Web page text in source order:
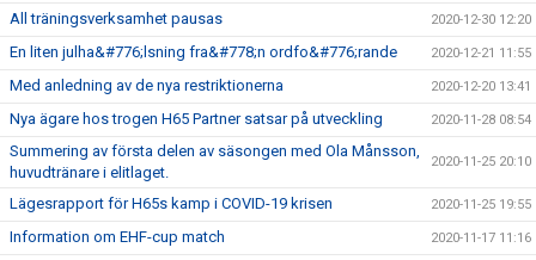
All träningsverksamhet pausas 2020-12-30 12:20
En liten julha&#776;lsning fra&#778;n ordfo&#776;rande 2020-12-21 11:55
Med anledning av de nya restriktionerna 2020-12-20 13:41
Nya ägare hos trogen H65 Partner satsar på utveckling 2020-11-28 08:54
Summering av första delen av säsongen med Ola Månsson,
huvudtränare i elitlaget.
2020-11-25 20:10
Lägesrapport för H65s kamp i COVID-19 krisen 2020-11-25 19:55
Information om EHF-cup match 2020-11-17 11:16